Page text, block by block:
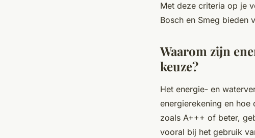
Met deze criteria op je
Bosch en Smeg bieden
Waarom zijn
keuze?
Het energie- en
energierekening en hoe
zoals A+++ of beter,
vooral bij het gebruik